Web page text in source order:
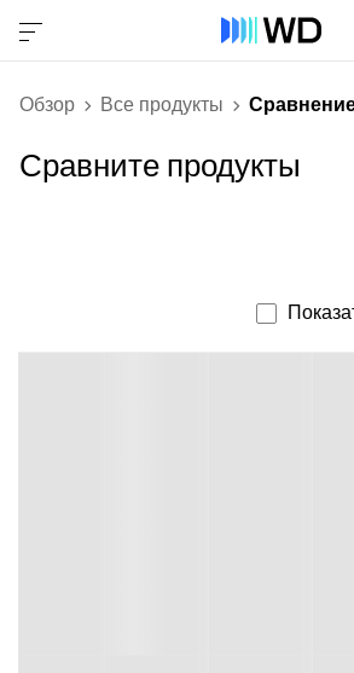
Обзор Все продукты
Сравните продукты